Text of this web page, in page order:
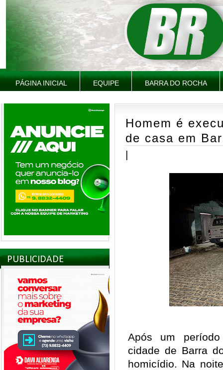
PÁGINA INICIAL EQUIPE BARRA DO ROCHA
PUBLICIDADE
Homem é
de casa em
|
Após um
cidade de Barra
homicídio. Na